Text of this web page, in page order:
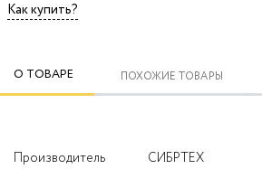
Как купить?
О ТОВАРЕ ПОХОЖИЕ ТОВАРЫ
Производитель
СИБРТЕХ